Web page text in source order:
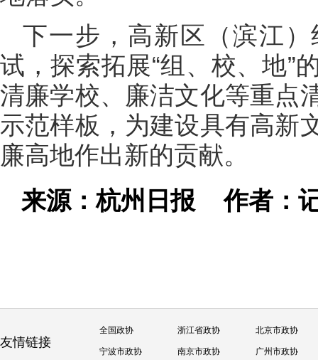
下一步，高新区（滨江
试，探索拓展“组、校、地”
清廉学校、廉洁文化等重点
示范样板，为建设具有高新
廉高地作出新的贡献。
来源：杭州日报作者：
友情链接
全国政协 浙江省政协 北京市政协
宁波市政协 南京市政协 广州市政协